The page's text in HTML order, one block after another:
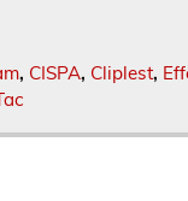
, CISPA, Cliplest,